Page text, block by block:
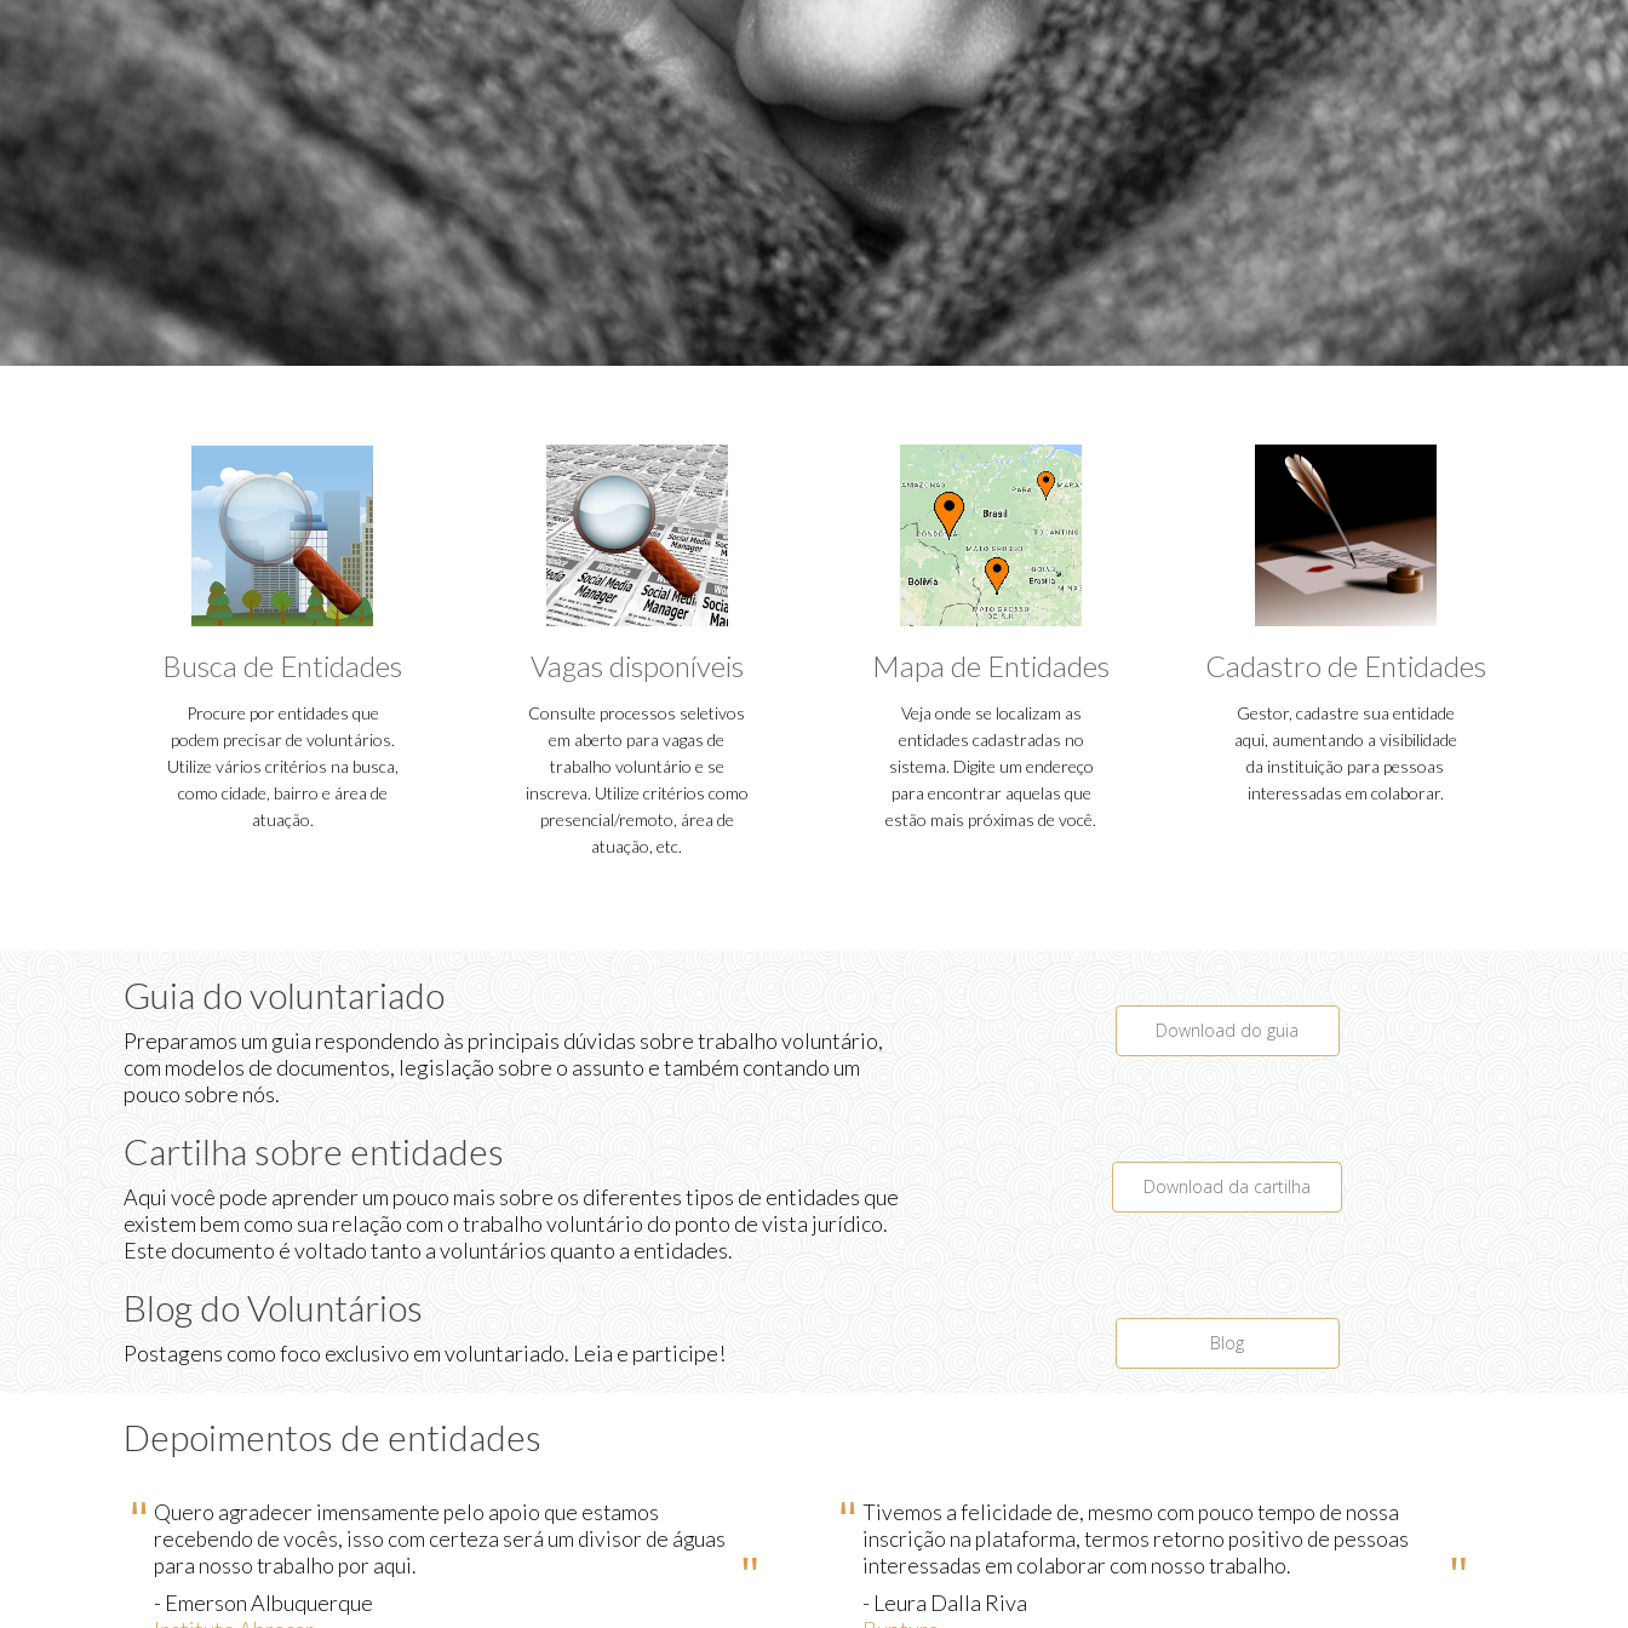
Busca de Entidades
Procure por entidades que
podem precisar de voluntários.
Utilize vários critérios na busca,
como cidade, bairro e área de
atuação.
Vagas disponíveis
Consulte processos seletivos
em aberto para vagas de
trabalho voluntário e se
inscreva. Utilize critérios como
presencial/remoto, área de
atuação, etc.
Mapa de Entidades
Veja onde se localizam as
entidades cadastradas no
sistema. Digite um endereço
para encontrar aquelas que
estão mais próximas de você.
Cadastro de Entidades
Gestor, cadastre sua entidade
aqui, aumentando a visibilidade
da instituição para pessoas
interessadas em colaborar.
Guia do voluntariado
Preparamos um guia respondendo às principais dúvidas sobre trabalho voluntário,
com modelos de documentos, legislação sobre o assunto e também contando um
pouco sobre nós.
Download do guia
Cartilha sobre entidades
Aqui você pode aprender um pouco mais sobre os diferentes tipos de entidades que
existem bem como sua relação com o trabalho voluntário do ponto de vista jurídico.
Este documento é voltado tanto a voluntários quanto a entidades.
Download da cartilha
Blog do Voluntários
Postagens como foco exclusivo em voluntariado. Leia e participe! Blog
Depoimentos de entidades
Quero agradecer imensamente pelo apoio que estamos
recebendo de vocês, isso com certeza será um divisor de águas
para nosso trabalho por aqui.
- Emerson Albuquerque
Tivemos a felicidade de, mesmo com pouco tempo de nossa
inscrição na plataforma, termos retorno positivo de pessoas
interessadas em colaborar com nosso trabalho.
- Leura Dalla Riva